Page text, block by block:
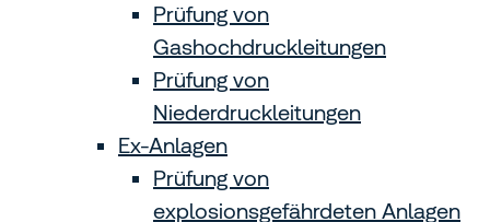
Prüfung von
Gashochdruckleitungen
Prüfung von
Niederdruckleitungen
Ex-Anlagen
Prüfung von
explosionsgefährdeten Anlagen